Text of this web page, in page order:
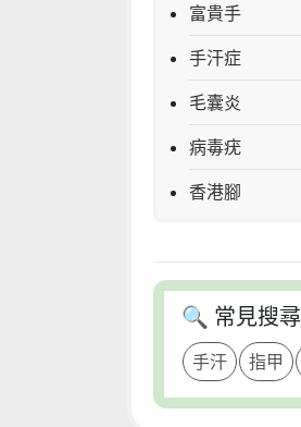
富貴手
手汗症
毛囊炎
病毒疣
香港腳
🔍 常見搜尋
手汗 指甲